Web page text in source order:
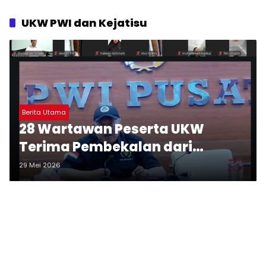
UKW PWI dan Kejatisu
Berita Utama
28 Wartawan Peserta UKW
Terima Pembekalan dari
Direktur UKW PWI Pusat
29 Mei 2026